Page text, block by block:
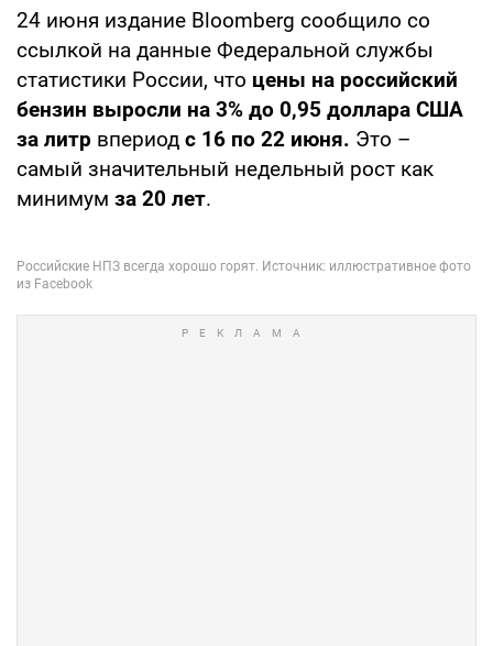
24 июня издание Bloomberg сообщило со
ссылкой на данные Федеральной службы
статистики России, что цены на российский
бензин выросли на 3% до 0,95 доллара США
за литр впериод с 16 по 22 июня. Это –
самый значительный недельный рост как
минимум за 20 лет.